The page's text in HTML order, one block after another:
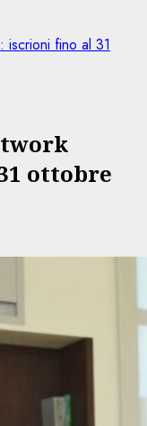
fino al 31
ottobre